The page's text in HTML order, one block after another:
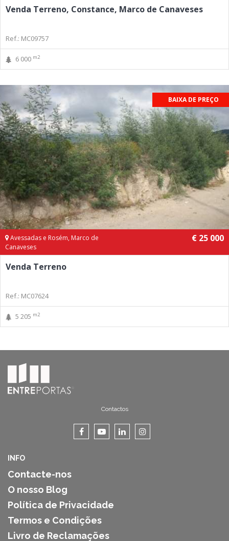
Venda Terreno, Constance, Marco de Canaveses
Ref.: MC09757
6 000 m2
BAIXA DE PREÇO
Avessadas e Rosém, Marco de
Canaveses
€ 25 000
Venda Terreno
Ref.: MC07624
5 205 m2
Contactos
INFO
Contacte-nos
O nosso Blog
Política de Privacidade
Termos e Condições
Livro de Reclamações